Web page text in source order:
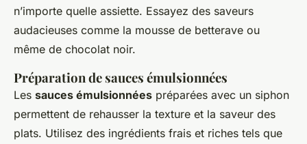
n’importe quelle assiette. Essayez des saveurs
audacieuses comme la mousse de betterave ou
même de chocolat noir.
Préparation de sauces émulsionnées
Les sauces émulsionnées préparées avec un siphon
permettent de rehausser la texture et la saveur des
plats. Utilisez des ingrédients frais et riches tels que